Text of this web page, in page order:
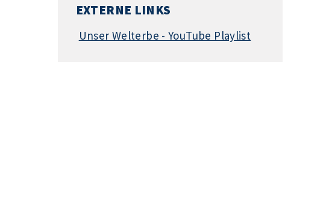
EXTERNE LINKS
Unser Welterbe - YouTube Playlist